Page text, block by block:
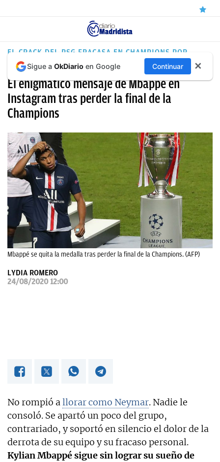
ÚLTIMAS
NOTICIAS
REAL
MADRID
CANTERA
FICHAJES
DIRECTO
FEMENINO
PAPARAZZI
OKDIARIO
EL CRACK DEL PSG FRACASA EN CHAMPIONS POR
TERCER AÑO CONSECUTIVO
El enigmático mensaje de Mbappé en
Instagram tras perder la final de la
Champions
Mbappé se quita la medalla tras perder la final de la Champions. (AFP)
LYDIA ROMERO
24/08/2020 12:00
No rompió allorar como Neymar. Nadie le
consoló. Se apartó un poco del grupo,
contrariado, y soportó en silencio el dolor de la
derrota de su equipo y su fracaso personal.
Kylian Mbappé sigue sin lograr su sueño de
Sigue a OkDiario en Google Continuar ✕